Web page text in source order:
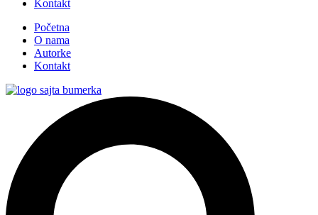
Kontakt
Početna
O nama
Autorke
Kontakt